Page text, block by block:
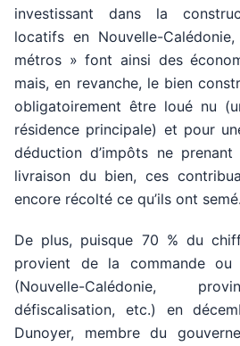
investissant dans la
locatifs en Nouvelle-
métros » font ainsi des
mais, en revanche, le bien
obligatoirement être loué nu
résidence principale) et pour
déduction d’impôts ne
livraison du bien, ces
encore récolté ce qu’ils ont semé.
De plus, puisque 70 % du
provient de la commande ou
(Nouvelle-Calédonie,
défiscalisation, etc.) en
Dunoyer, membre du